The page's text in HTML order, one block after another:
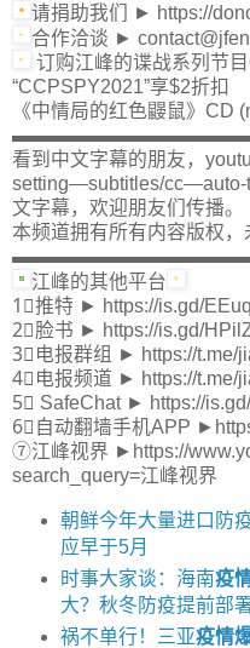
请捐助我们 ► https://
合作洽谈 ►
订购江峰的谍战系列节
“CCPSPY2021”享$2折扣
《中情局的红色鼹鼠》CD
看到中文字幕的朋友，
setting—subtitles/cc—auto-
文字幕，欢迎朋友们传播。
本频道拥有所有内容版权，
江峰的其他平台
1⃣推特 ► https://is.gd/
2⃣脸书 ► https://is.gd/
3⃣电报群组 ► https://t.me/
4⃣电报频道 ► https://t.me/
5⃣ SafeChat ► https://
6⃣自动翻墙手机APP
⑦江峰视界 ►https://
search_query=江峰视界
朝鲜今年大量进口防
应早于5月
时事大家谈：海南疫
大？秋冬防疫提前部
祸不单行！三亚疫情